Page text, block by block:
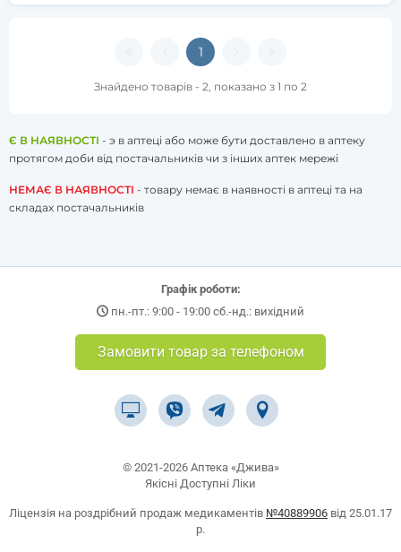
1
Знайдено товарів - 2, показано з 1 по 2
Є В НАЯВНОСТІ - э в аптеці або може бути доставлено в аптеку
протягом доби від постачальників чи з інших аптек мережі
НЕМАЄ В НАЯВНОСТІ - товару немає в наявності в аптеці та на
складах постачальників
Графік роботи:
пн.-пт.: 9:00 - 19:00 сб.-нд.: вихідний
Замовити товар за телефоном
© 2021-2026 Аптека «Джива»
Якісні Доступні Ліки
Ліцензія на роздрібний продаж медикаментів №40889906 від 25.01.17
р.